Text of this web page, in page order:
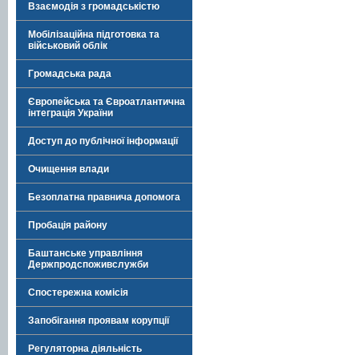
Взаємодія з громадськістю
Мобілізаційна підготовка та
військовий облік
Громадська рада
Європейська та Євроатлантична
інтеграція України
Доступ до публічної інформації
Очищення влади
Безоплатна правнича допомога
Пробація району
Баштанське управління
Держпродспоживслужби
Спостережна комісія
Запобігання проявам корупції
Регуляторна діяльність